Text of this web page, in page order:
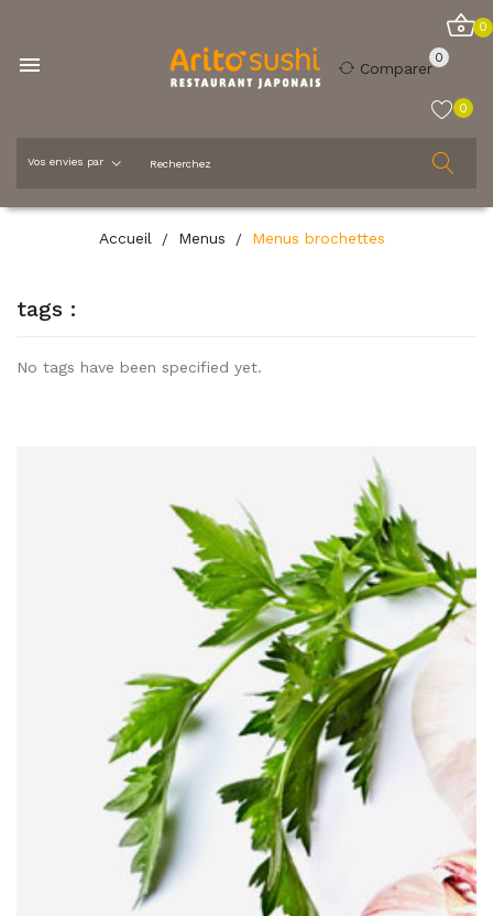

0
Comparer
0
0
Menus brochettes
Accueil Menus Menus brochettes
tags :
No tags have been specified yet.